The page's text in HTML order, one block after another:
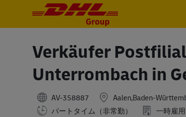
Verkäufer
Unterrombach in
AV-358887 Aalen,Baden-
パートタイム（非常勤）
一時雇用